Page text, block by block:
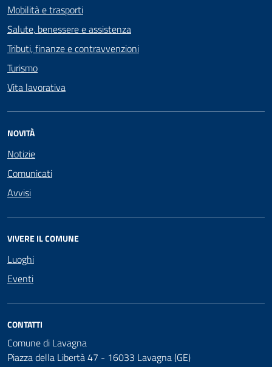
Mobilità e trasporti
Salute, benessere e assistenza
Tributi, finanze e contravvenzioni
Turismo
Vita lavorativa
NOVITÀ
Notizie
Comunicati
Avvisi
VIVERE IL COMUNE
Luoghi
Eventi
CONTATTI
Comune di Lavagna
Piazza della Libertà 47 - 16033 Lavagna (GE)